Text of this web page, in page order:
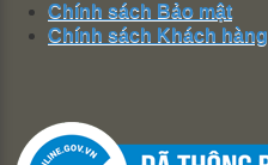
Chính sách Bảo mật
Chính sách Khách hàng